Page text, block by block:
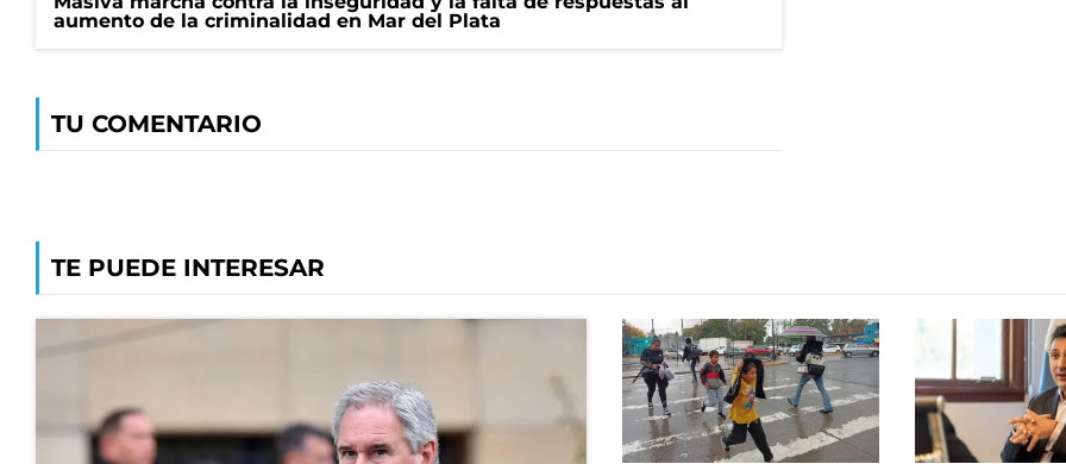
aumento de la criminalidad en Mar del Plata
TU COMENTARIO
TE PUEDE INTERESAR